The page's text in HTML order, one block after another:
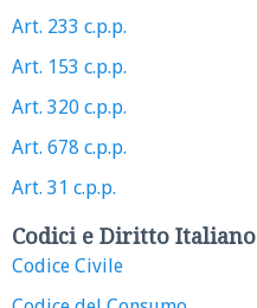
Art. 233 c.p.p.
Art. 153 c.p.p.
Art. 320 c.p.p.
Art. 678 c.p.p.
Art. 31 c.p.p.
Codici e Diritto Italiano
Codice Civile